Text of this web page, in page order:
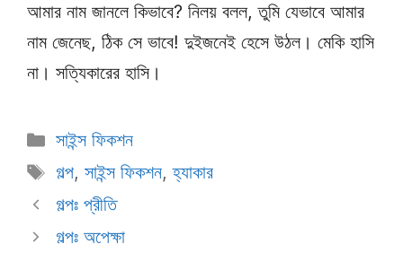
আমার নাম জানলে কিভাবে? নিলয় বলল, তুমি যেভাবে আমার
নাম জেনেছ, ঠিক সে ভাবে! দুইজনেই হেসে উঠল। মেকি হাসি
না। সত্যিকারের হাসি।
Categories
সাইন্স ফিকশন
Tags
গল্প, সাইন্স ফিকশন,হ্যাকার
গল্পঃ প্রীতি
গল্পঃ অপেক্ষা